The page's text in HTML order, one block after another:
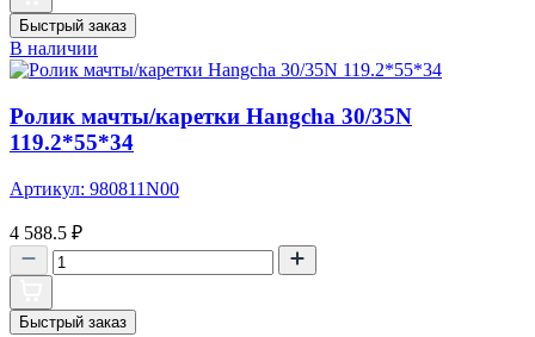
Быстрый заказ
В наличии
Ролик мачты/каретки Hangcha 30/35N
119.2*55*34
Артикул: 980811N00
4 588.5 ₽
Быстрый заказ